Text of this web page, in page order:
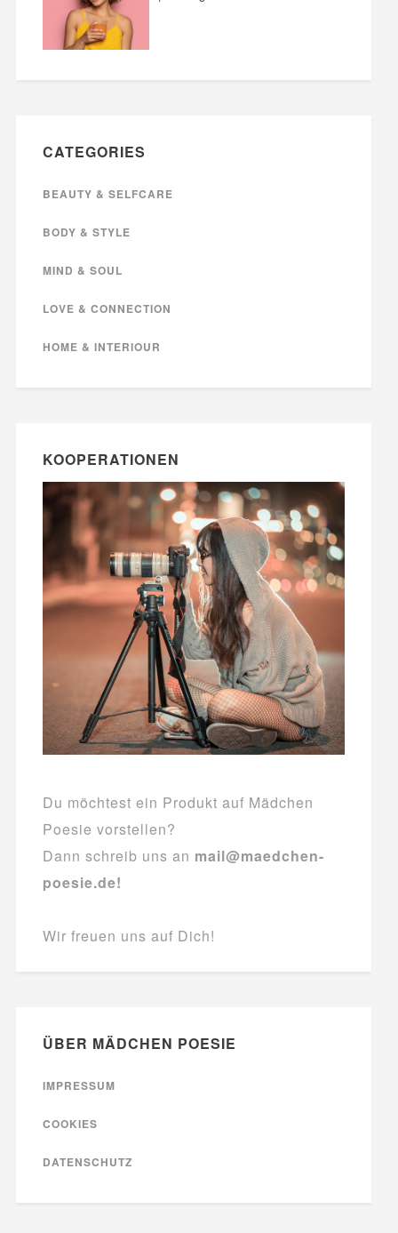
CATEGORIES
BEAUTY & SELFCARE
BODY & STYLE
MIND & SOUL
LOVE & CONNECTION
HOME & INTERIOUR
KOOPERATIONEN
Du möchtest ein Produkt auf Mädchen
Poesie vorstellen?
Dann schreib uns an mail@maedchen-
poesie.de!
Wir freuen uns auf Dich!
ÜBER MÄDCHEN POESIE
IMPRESSUM
COOKIES
DATENSCHUTZ